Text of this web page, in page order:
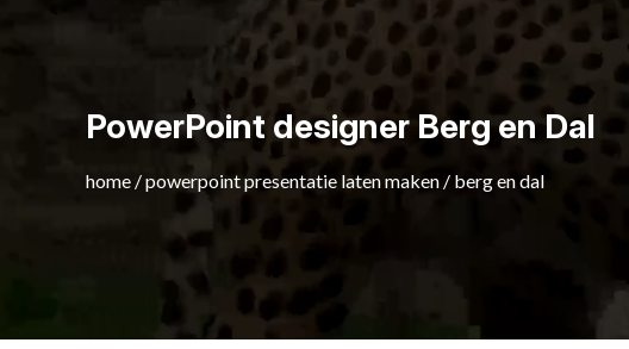
PowerPoint designer Berg en Dal
home /powerpoint presentatie laten maken/ berg en dal